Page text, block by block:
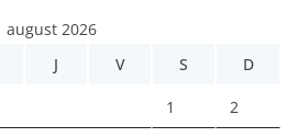
august 2026
J V S D
1 2